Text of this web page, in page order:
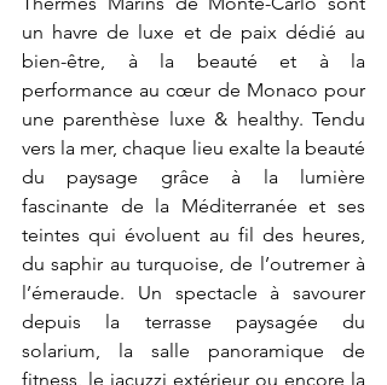
un havre de luxe et de paix dédié au
bien-être, à la beauté et à la
performance au cœur de Monaco pour
une parenthèse luxe & healthy. Tendu
vers la mer, chaque lieu exalte la beauté
du paysage grâce à la lumière
fascinante de la Méditerranée et ses
teintes qui évoluent au fil des heures,
du saphir au turquoise, de l’outremer à
l’émeraude. Un spectacle à savourer
depuis la terrasse paysagée du
solarium, la salle panoramique de
fitness, le jacuzzi extérieur ou encore la